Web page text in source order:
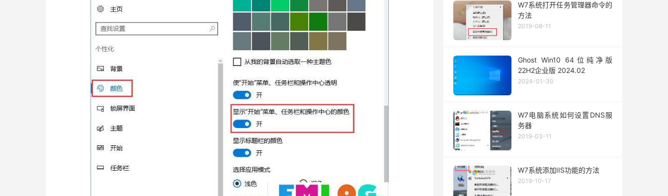
W7系统打开任务管理器命令的
方法
2019-08-11
Ghost Win10 64位纯净版
22H2企业版 2024.02
2024-01-30
W7电脑系统如何设置DNS服
务器
2019-03-11
W7系统添加IIS功能的方法
2019-10-17